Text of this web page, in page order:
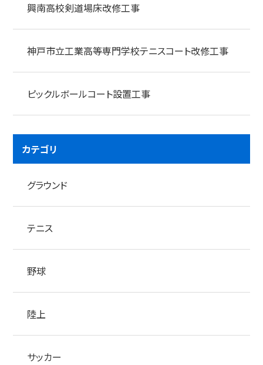
興南高校剣道場床改修工事
神戸市立工業高等専門学校テニスコート改修工事
ピックルボールコート設置工事
カテゴリ
グラウンド
テニス
野球
陸上
サッカー